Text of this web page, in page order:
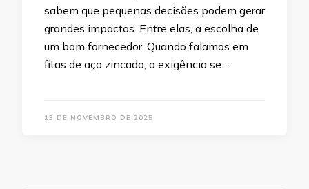
sabem que pequenas decisões podem gerar
grandes impactos. Entre elas, a escolha de
um bom fornecedor. Quando falamos em
fitas de aço zincado, a exigência se …
13 DE NOVEMBRO DE 2025